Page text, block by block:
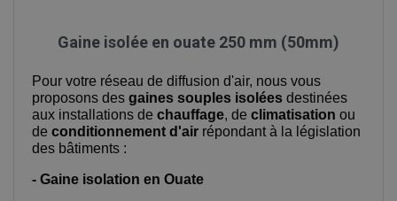
Gaine isolée en ouate 250 mm (50mm)
Pour votre réseau de diffusion d'air, nous vous
proposons des gaines souples isolées destinées
aux installations de chauffage, de climatisation ou
de conditionnement d'air répondant à la législation
des bâtiments :
- Gaine isolation en Ouate